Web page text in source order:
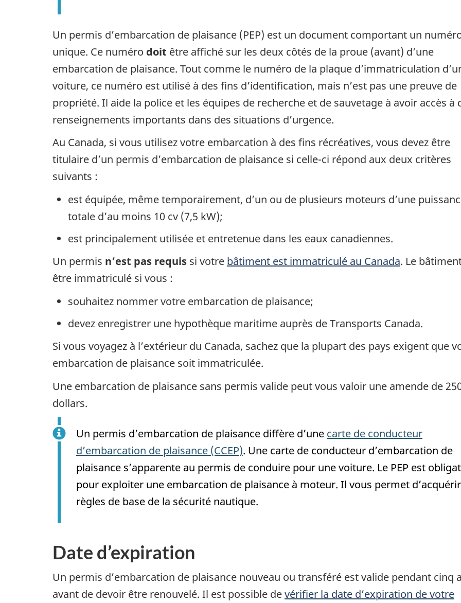
Un permis d’embarcation de plaisance (PEP) est un document comportant un
unique. Ce numéro doit être affiché sur les deux côtés de la proue (avant) d’une
embarcation de plaisance. Tout comme le numéro de la plaque d’immatriculation
voiture, ce numéro est utilisé à des fins d’identification, mais n’est pas une preuve de
propriété. Il aide la police et les équipes de recherche et de sauvetage à avoir accès à
renseignements importants dans des situations d’urgence.
Au Canada, si vous utilisez votre embarcation à des fins récréatives, vous devez être
titulaire d’un permis d’embarcation de plaisance si celle-ci répond aux deux critères
suivants :
est équipée, même temporairement, d’un ou de plusieurs moteurs d’une
totale d’au moins 10 cv (7,5 kW);
est principalement utilisée et entretenue dans les eaux canadiennes.
Un permis n’est pas requis si votre bâtiment est immatriculé au Canada. Le
être immatriculé si vous :
souhaitez nommer votre embarcation de plaisance;
devez enregistrer une hypothèque maritime auprès de Transports Canada.
Si vous voyagez à l’extérieur du Canada, sachez que la plupart des pays exigent que
embarcation de plaisance soit immatriculée.
Une embarcation de plaisance sans permis valide peut vous valoir une amende de
dollars.
Un permis d’embarcation de plaisance diffère d’une carte de conducteur
d’embarcation de plaisance (CCEP). Une carte de conducteur d’embarcation de
plaisance s’apparente au permis de conduire pour une voiture. Le PEP est
pour exploiter une embarcation de plaisance à moteur. Il vous permet
règles de base de la sécurité nautique.
Date d’expiration
Un permis d’embarcation de plaisance nouveau ou transféré est valide pendant cinq
avant de devoir être renouvelé. Il est possible devérifier la date d’expiration de votre